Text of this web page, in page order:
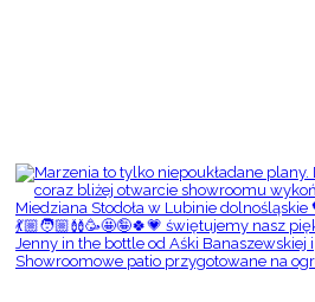
Showroomowe patio przygotowane na